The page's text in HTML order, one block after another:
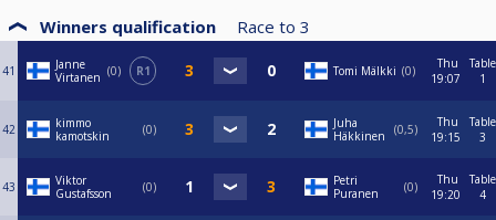
Winners qualification Race to 3
41
Janne
Virtanen
0 R1 Tomi Mälkki 0
Thu
19:07
Table
1
42
kimmo
kamotskin
0
Juha
Häkkinen
0,5
Thu
19:15
Table
3
43
Viktor
Gustafsson
0
Petri
Puranen
0
Thu
19:20
Table
4